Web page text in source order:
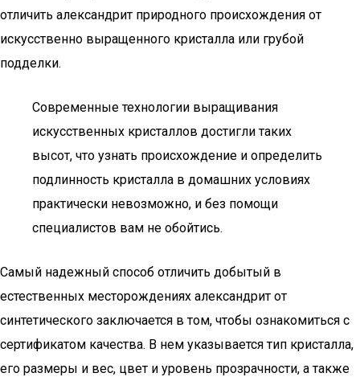
отличить александрит природного происхождения от
искусственно выращенного кристалла или грубой
подделки.
Современные технологии выращивания
искусственных кристаллов достигли таких
высот, что узнать происхождение и определить
подлинность кристалла в домашних условиях
практически невозможно, и без помощи
специалистов вам не обойтись.
Самый надежный способ отличить добытый в
естественных месторождениях александрит от
синтетического заключается в том, чтобы ознакомиться с
сертификатом качества. В нем указывается тип кристалла,
его размеры и вес, цвет и уровень прозрачности, а также